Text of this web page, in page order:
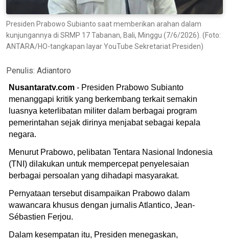
Presiden Prabowo Subianto saat memberikan arahan dalam
kunjungannya di SRMP 17 Tabanan, Bali, Minggu (7/6/2026). (Foto:
ANTARA/HO-tangkapan layar YouTube Sekretariat Presiden)
Penulis: Adiantoro
Nusantaratv.com - Presiden Prabowo Subianto
menanggapi kritik yang berkembang terkait semakin
luasnya keterlibatan militer dalam berbagai program
pemerintahan sejak dirinya menjabat sebagai kepala
negara.
Menurut Prabowo, pelibatan Tentara Nasional Indonesia
(TNI) dilakukan untuk mempercepat penyelesaian
berbagai persoalan yang dihadapi masyarakat.
Pernyataan tersebut disampaikan Prabowo dalam
wawancara khusus dengan jurnalis Atlantico, Jean-
Sébastien Ferjou.
Dalam kesempatan itu, Presiden menegaskan,